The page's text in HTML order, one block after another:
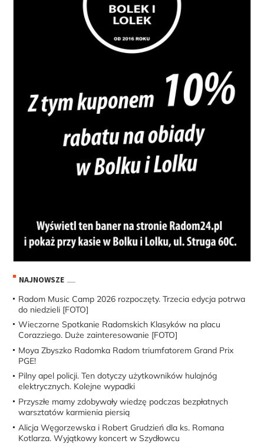
NAJNOWSZE
Radom Music Camp 2026 rozpoczęty. Trzecia edycja potrwa
do niedzieli [FOTO]
Wieczorne Spotkanie Radomskich Klasyków na placu
Corazziego. Duże zainteresowanie [FOTO]
Moya Zbyszko Radomka Radom triumfatorem Grand Prix
PGE!
Pilny apel policji. Ten dotyczy użytkowników hulajnóg
elektrycznych. Kolejne wypadki
Przyszłe mamy zdobywały wiedzę podczas bezpłatnych
warsztatów karmienia piersią
Alicja Węgorzewska i Robert Grudzień dla ks. Romana
Kotlarza. Wyjątkowy koncert w Szydłowcu